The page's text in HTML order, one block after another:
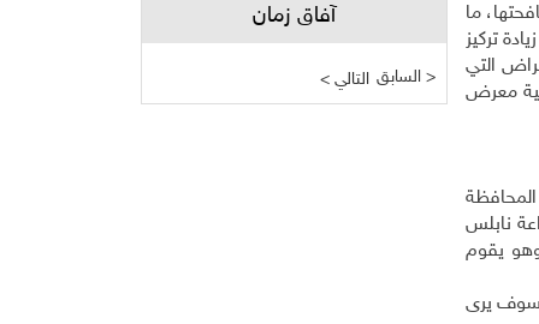
ما
تركيز
التي
فهناك أكثر من 4 ألاف رأس ماشية معرض
نابلس
يقوم
سوف يرى
آفاق زمان
< التالي السابق >